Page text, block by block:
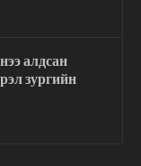
алдсан
зургийн